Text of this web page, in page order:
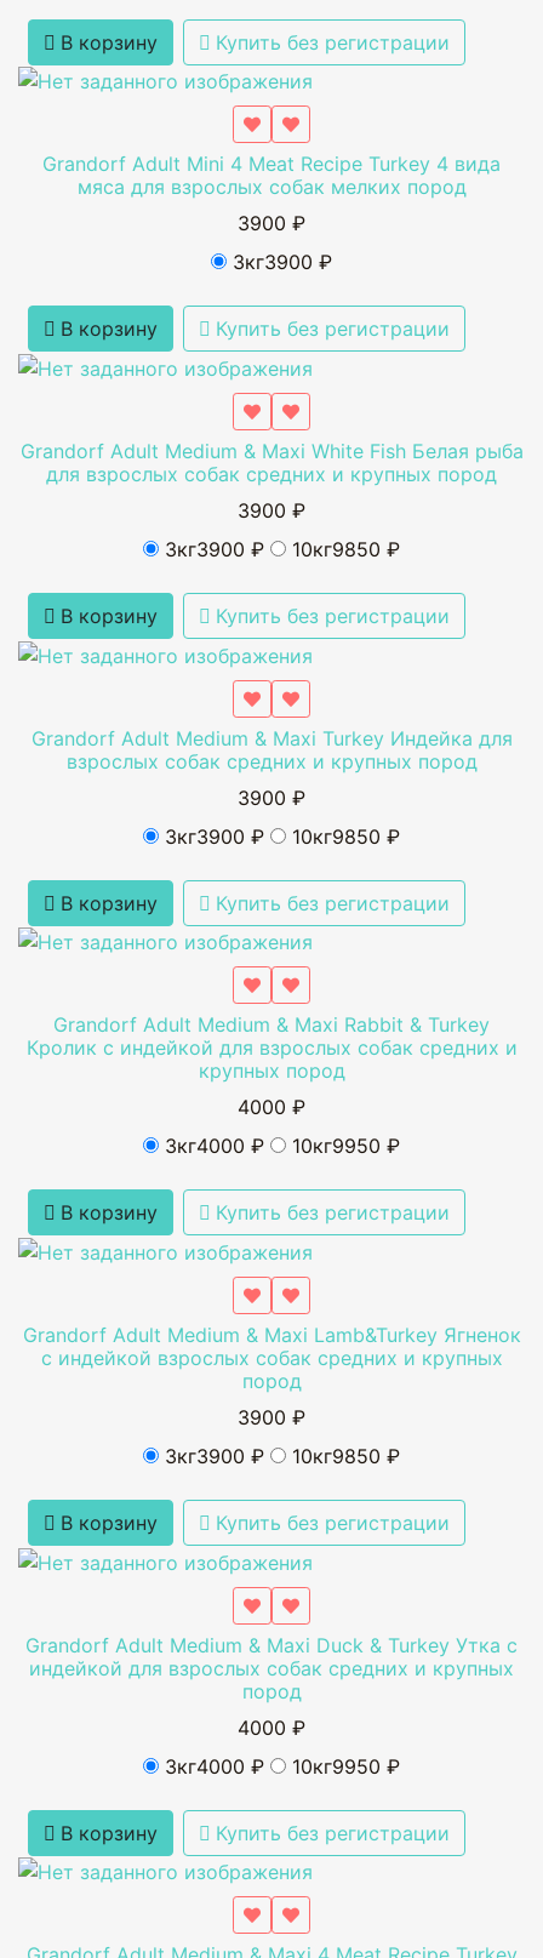
В корзину Купить без регистрации
Grandorf Adult Mini 4 Meat Recipe Turkey 4 вида
мяса для взрослых собак мелких пород
3900 ₽
3кг3900 ₽
В корзину Купить без регистрации
Grandorf Adult Medium & Maxi White Fish Белая рыба
для взрослых собак средних и крупных пород
3900 ₽
3кг3900 ₽ 10кг9850 ₽
В корзину Купить без регистрации
Grandorf Adult Medium & Maxi Turkey Индейка для
взрослых собак средних и крупных пород
3900 ₽
3кг3900 ₽ 10кг9850 ₽
В корзину Купить без регистрации
Grandorf Adult Medium & Maxi Rabbit & Turkey
Кролик с индейкой для взрослых собак средних и
крупных пород
4000 ₽
3кг4000 ₽ 10кг9950 ₽
В корзину Купить без регистрации
Grandorf Adult Medium & Maxi Lamb&Turkey Ягненок
с индейкой взрослых собак средних и крупных
пород
3900 ₽
3кг3900 ₽ 10кг9850 ₽
В корзину Купить без регистрации
Grandorf Adult Medium & Maxi Duck & Turkey Утка с
индейкой для взрослых собак средних и крупных
пород
4000 ₽
3кг4000 ₽ 10кг9950 ₽
В корзину Купить без регистрации